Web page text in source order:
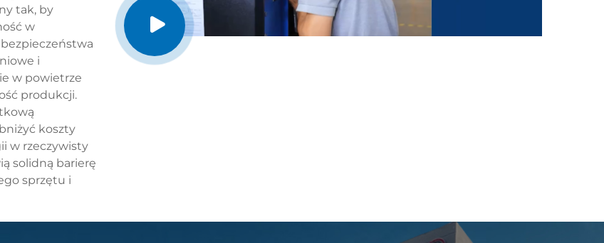
Obecnie Jinan Golden Bridge Precision Machinery Co., Ltd. rozwinęła
się w przedsiębiorstwo technologiczne łączące badania i rozwój,
produkcję oraz sprzedaż. Nadal dążymy do przełomów
tak, by
w
i
w powietrze
produkcji.
koszty
w rzeczywisty
solidną barierę
sprzętu i